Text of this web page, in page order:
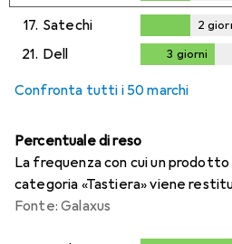
2giorni
17. Satechi
2giorni
2
21. Dell 3 giorni
Confronta tutti i 50 marchi
Percentuale di reso
La frequenza con cui un
categoria «Tastiera» viene
Fonte: Galaxus